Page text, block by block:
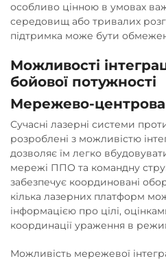
особливо цінною в умовах
середовищ або тривалих
підтримка може бути
Можливості
бойової потужності
Мережево-
Сучасні лазерні системи
розроблені з можливістю
дозволяє їм легко
мережі ППО та командну
забезпечує координовані
кілька лазерних платформ
інформацією про цілі,
координації ураження в
Можливість мережевої